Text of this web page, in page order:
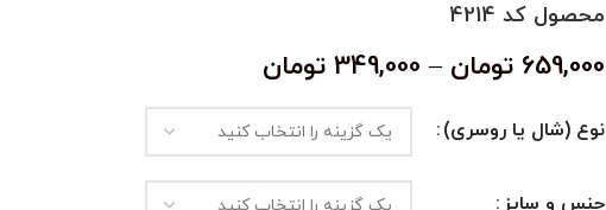
محصول کد 4214
659,000 تومان –
349,000 تومان
نوع (شال یا روسری)
جنس و سایز